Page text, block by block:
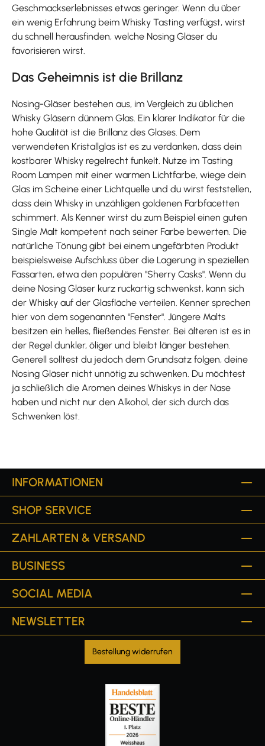
Geschmackserlebnisses etwas geringer. Wenn du über
ein wenig Erfahrung beim Whisky Tasting verfügst, wirst
du schnell herausfinden, welche Nosing Gläser du
favorisieren wirst.
Das Geheimnis ist die Brillanz
Nosing-Gläser bestehen aus, im Vergleich zu üblichen
Whisky Gläsern dünnem Glas. Ein klarer Indikator für die
hohe Qualität ist die Brillanz des Glases. Dem
verwendeten Kristallglas ist es zu verdanken, dass dein
kostbarer Whisky regelrecht funkelt. Nutze im Tasting
Room Lampen mit einer warmen Lichtfarbe, wiege dein
Glas im Scheine einer Lichtquelle und du wirst feststellen,
dass dein Whisky in unzähligen goldenen Farbfacetten
schimmert. Als Kenner wirst du zum Beispiel einen guten
Single Malt kompetent nach seiner Farbe bewerten. Die
natürliche Tönung gibt bei einem ungefärbten Produkt
beispielsweise Aufschluss über die Lagerung in speziellen
Fassarten, etwa den populären "Sherry Casks". Wenn du
deine Nosing Gläser kurz ruckartig schwenkst, kann sich
der Whisky auf der Glasfläche verteilen. Kenner sprechen
hier von dem sogenannten "Fenster". Jüngere Malts
besitzen ein helles, fließendes Fenster. Bei älteren ist es in
der Regel dunkler, öliger und bleibt länger bestehen.
Generell solltest du jedoch dem Grundsatz folgen, deine
Nosing Gläser nicht unnötig zu schwenken. Du möchtest
ja schließlich die Aromen deines Whiskys in der Nase
haben und nicht nur den Alkohol, der sich durch das
Schwenken löst.
INFORMATIONEN
SHOP SERVICE
ZAHLARTEN & VERSAND
BUSINESS
SOCIAL MEDIA
NEWSLETTER
Bestellung widerrufen